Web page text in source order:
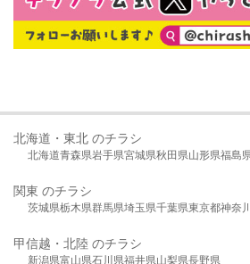
北海道・東北 のチラシ
北海道青森県岩手県宮城県秋田県山形県福島
関東 のチラシ
茨城県栃木県群馬県埼玉県千葉県東京都神奈
甲信越・北陸 のチラシ
新潟県富山県石川県福井県山梨県長野県